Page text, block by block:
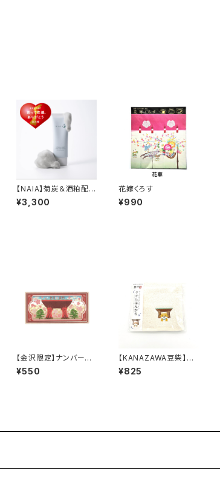
【NAIA】菊炭＆酒粕配合
洗顔フォーム 100g
¥3,300
花嫁くろす
¥990
【金沢限定】ナンバープ
レート レトロマグネット
¥550
【KANAZAWA豆柴】タ
オルはんかち
¥825